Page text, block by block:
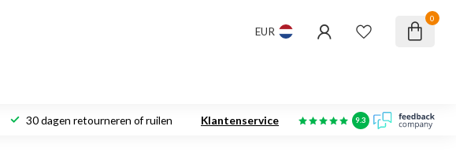
EUR
0
30 dagen retourneren of ruilen Klantenservice 9.3